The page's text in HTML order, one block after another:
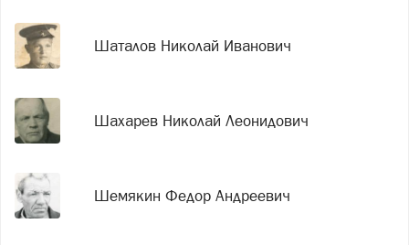
Шаталов Николай Иванович
Шахарев Николай Леонидович
Шемякин Федор Андреевич